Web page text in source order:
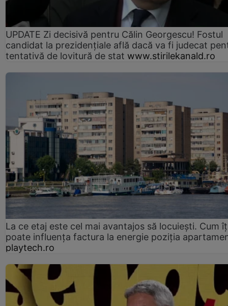
UPDATE Zi decisivă pentru Călin Georgescu! Fostul
candidat la prezidențiale află dacă va fi judecat
tentativă de lovitură de stat www.stirilekanald.ro
La ce etaj este cel mai avantajos să locuiești. Cum
poate influența factura la energie poziția
playtech.ro